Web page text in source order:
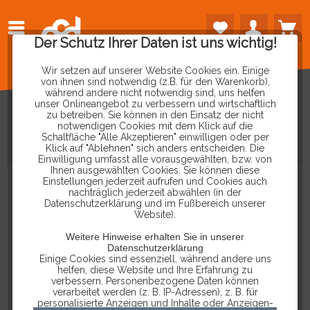
Der Schutz Ihrer Daten ist uns wichtig!
Wir setzen auf unserer Website Cookies ein. Einige
von ihnen sind notwendig (z.B. für den Warenkorb),
während andere nicht notwendig sind, uns helfen
unser Onlineangebot zu verbessern und wirtschaftlich
zu betreiben. Sie können in den Einsatz der nicht
notwendigen Cookies mit dem Klick auf die
Schaltfläche "Alle Akzeptieren" einwilligen oder per
Klick auf "Ablehnen" sich anders entscheiden. Die
Einwilligung umfasst alle vorausgewählten, bzw. von
Ihnen ausgewählten Cookies. Sie können diese
Einstellungen jederzeit aufrufen und Cookies auch
nachträglich jederzeit abwählen (in der
Datenschutzerklärung und im Fußbereich unserer
Website).
Weitere Hinweise erhalten Sie in unserer
Datenschutzerklärung
Einige Cookies sind essenziell, während andere uns
helfen, diese Website und Ihre Erfahrung zu
verbessern. Personenbezogene Daten können
verarbeitet werden (z. B. IP-Adressen), z. B. für
personalisierte Anzeigen und Inhalte oder Anzeigen-
GESCHENKGUTSCHEIN - 500€